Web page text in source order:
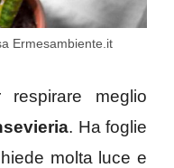
Ermesambiente.it
meglio
. Ha foglie
molta luce e